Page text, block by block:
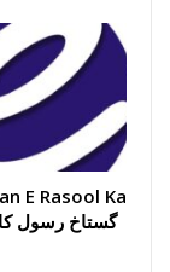
E Rasool Ka